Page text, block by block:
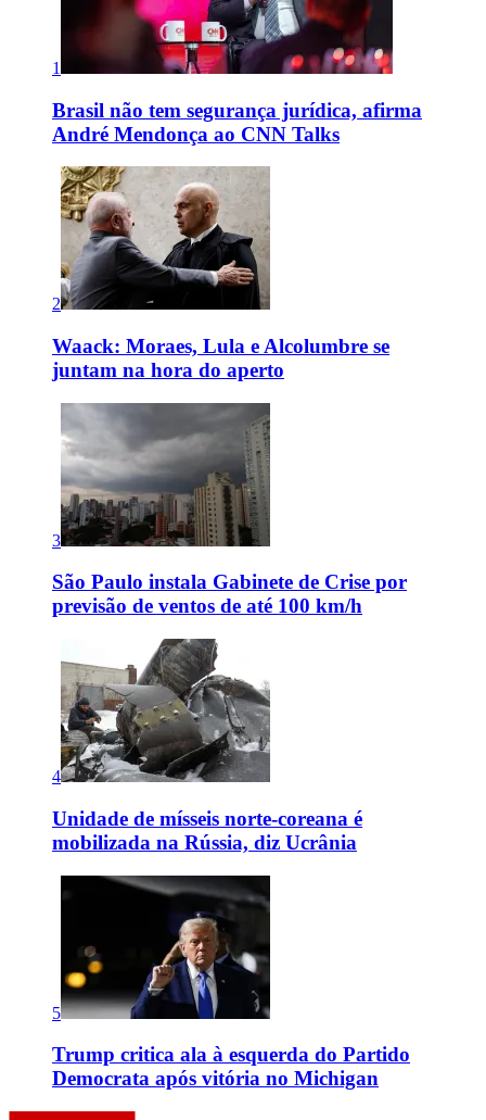
1
Brasil não tem segurança jurídica, afirma
André Mendonça ao CNN Talks
2
Waack: Moraes, Lula e Alcolumbre se
juntam na hora do aperto
3
São Paulo instala Gabinete de Crise por
previsão de ventos de até 100 km/h
4
Unidade de mísseis norte-coreana é
mobilizada na Rússia, diz Ucrânia
5
Trump critica ala à esquerda do Partido
Democrata após vitória no Michigan